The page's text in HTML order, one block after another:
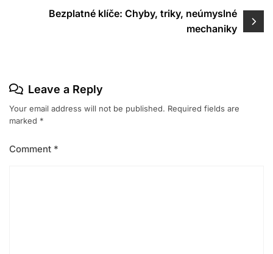
Bezplatné klíče: Chyby, triky, neúmyslné
mechaniky
Leave a Reply
Your email address will not be published. Required fields are
marked *
Comment *